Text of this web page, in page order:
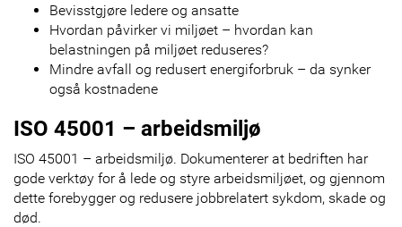
Bevisstgjøre ledere og ansatte
Hvordan påvirker vi miljøet – hvordan kan
belastningen på miljøet reduseres?
Mindre avfall og redusert energiforbruk – da synker
også kostnadene
ISO 45001 – arbeidsmiljø
ISO 45001 – arbeidsmiljø. Dokumenterer at bedriften har
gode verktøy for å lede og styre arbeidsmiljøet, og gjennom
dette forebygger og redusere jobbrelatert sykdom, skade og
død.